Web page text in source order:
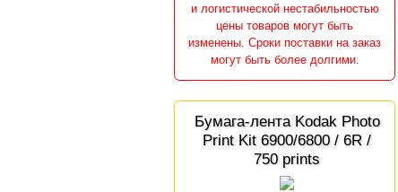
и логистической нестабильностью
цены товаров могут быть
изменены. Сроки поставки на заказ
могут быть более долгими.
Бумага-лента Kodak Photo
Print Kit 6900/6800 / 6R /
750 prints